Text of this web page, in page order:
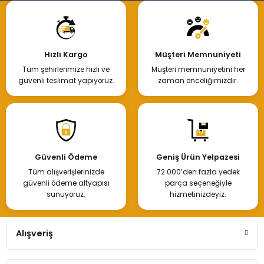
Hızlı Kargo
Tüm şehirlerimize hızlı ve
güvenli teslimat yapıyoruz.
Müşteri Memnuniyeti
Müşteri memnuniyetini her
zaman önceliğimizdir.
Güvenli Ödeme
Tüm alışverişlerinizde
güvenli ödeme altyapısı
sunuyoruz.
Geniş Ürün Yelpazesi
72.000’den fazla yedek
parça seçeneğiyle
hizmetinizdeyiz.
Alışveriş